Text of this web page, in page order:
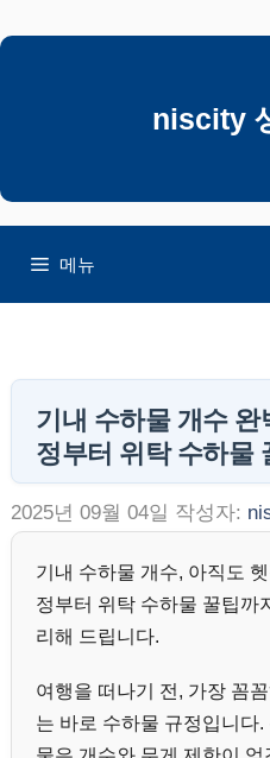
텐
뛰
niscity
메뉴
기내 수하물 개수
정부터 위탁 수하물
2025년 09월 04일 작성자:
기내 수하물 개수, 아직도
정부터 위탁 수하물 꿀팁까
리해 드립니다.
여행을 떠나기 전, 가장 꼼
는 바로 수하물 규정입니다